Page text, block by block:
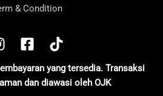
& Condition
yang tersedia. Transaksi
dan diawasi oleh OJK